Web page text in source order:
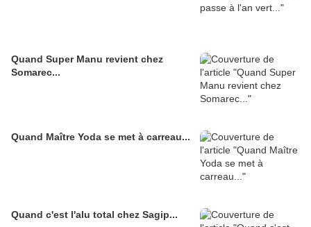
Quand Super Manu revient chez
Somarec...
Quand Maître Yoda se met à carreau...
Quand c'est l'alu total chez Sagip...